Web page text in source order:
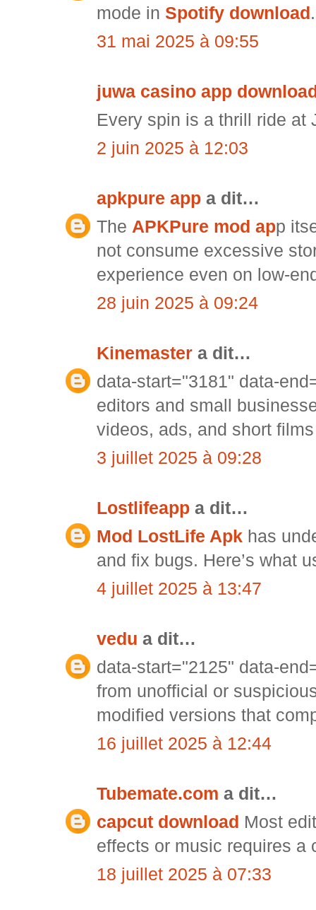
mode in Spotify download .
31 mai 2025 à 09:55
juwa casino app
Every spin is a thrill ride at
2 juin 2025 à 12:03
apkpure app a dit…
The APKPure mod app
not consume excessive
experience even on low-
28 juin 2025 à 09:24
Kinemaster a dit…
data-start="3181" data-
editors and small
videos, ads, and short
3 juillet 2025 à 09:28
Lostlifeapp a dit…
Mod LostLife Apk has
and fix bugs. Here’s what
4 juillet 2025 à 13:47
vedu a dit…
data-start="2125" data-
from unofficial or
modified versions that
16 juillet 2025 à 12:44
Tubemate.com a dit…
capcut download Most
effects or music requires a
18 juillet 2025 à 07:33